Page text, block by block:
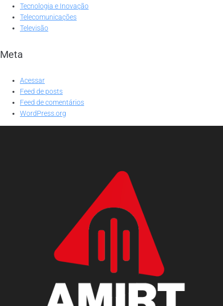
Tecnologia e Inovação
Telecomunicações
Televisão
Meta
Acessar
Feed de posts
Feed de comentários
WordPress.org